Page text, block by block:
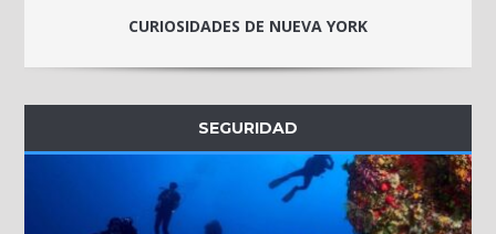
CURIOSIDADES DE NUEVA YORK
SEGURIDAD